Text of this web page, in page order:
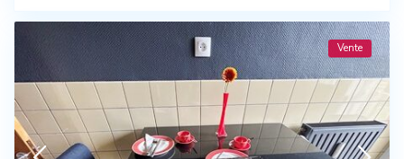
Vente